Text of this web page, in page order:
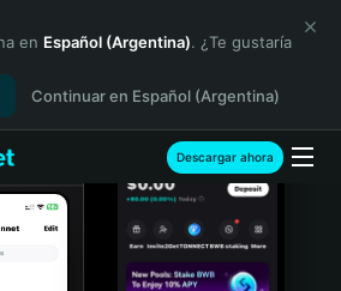
en Español (Argentina). ¿Te gustaría
Continuar en Español (Argentina)
Descargar ahora